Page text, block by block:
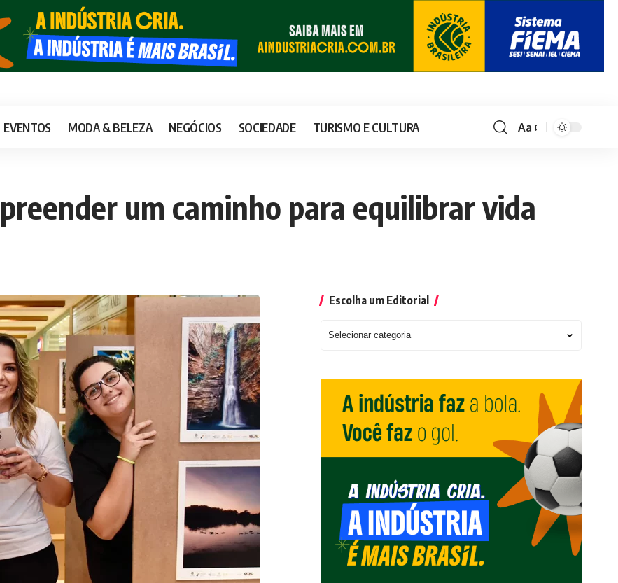
EVENTOS MODA & BELEZA NEGÓCIOS SOCIEDADE TURISMO E CULTURA Aa
um caminho para equilibrar vida
Escolha um Editorial
Escolha